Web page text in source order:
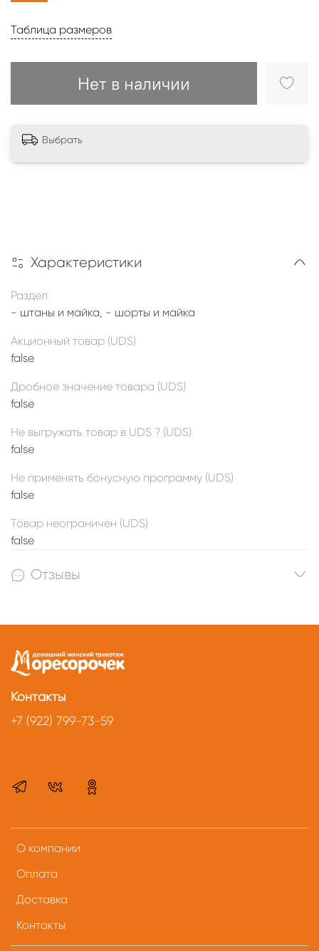
Таблица размеров
Нет в наличии
Выбрать
Характеристики
Раздел
- штаны и майка, - шорты и майка
Акционный товар (UDS)
false
Дробное значение товара (UDS)
false
Не выгружать товар в UDS ? (UDS)
false
Не применять бонусную программу (UDS)
false
Товар неограничен (UDS)
false
Отзывы
О компании
Оплата
Доставка
Контакты
Контакты
+7 (922) 799-73-59